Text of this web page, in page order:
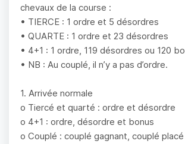
chevaux de la course :
• TIERCE : 1 ordre et 5 désordres
• QUARTE : 1 ordre et 23 désordres
• 4+1 : 1 ordre, 119 désordres ou 120
• NB : Au couplé, il n’y a pas d’ordre.
1. Arrivée normale
o Tiercé et quarté : ordre et désordre
o 4+1 : ordre, désordre et bonus
o Couplé : couplé gagnant, couplé